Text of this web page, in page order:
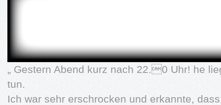
„ Gestern Abend kurz nach 22.0 Uhr! he
tun.
Ich war sehr erschrocken und erkannte,